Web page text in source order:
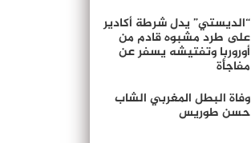
“الديستي” يدل شرطة أكادير
على طرد مشبوه قادم من
أوروربا وتفتيشه يسفر عن
مفاجأة
وفاة البطل المغربي الشاب
حسن طوريس